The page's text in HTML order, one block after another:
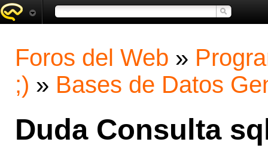
Foros del Web »
;) » Bases de Datos
Duda Consulta